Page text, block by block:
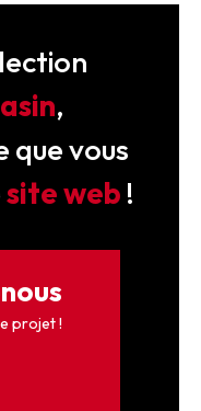
,
que vous
site web !
projet !